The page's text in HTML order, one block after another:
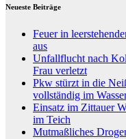
Neueste Beiträge
Feuer in
aus
Unfallflucht nach
Frau verletzt
Pkw stürzt in die
vollständig im
Einsatz im Zittauer
im Teich
Mutmaßliches